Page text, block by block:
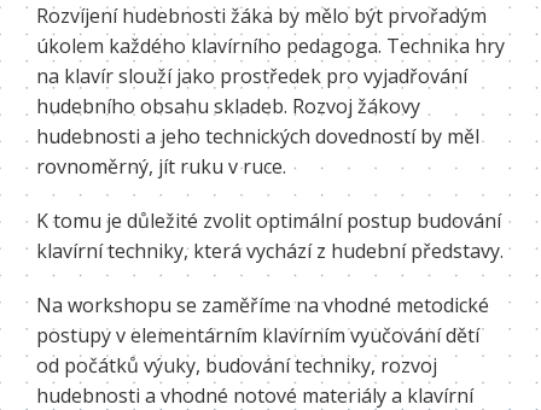
Rozvíjení hudebnosti žáka by mělo být prvořadým
úkolem každého klavírního pedagoga. Technika hry
na klavír slouží jako prostředek pro vyjadřování
hudebního obsahu skladeb. Rozvoj žákovy
hudebnosti a jeho technických dovedností by měl
rovnoměrný, jít ruku v ruce.
K tomu je důležité zvolit optimální postup budování
klavírní techniky, která vychází z hudební představy.
Na workshopu se zaměříme na vhodné metodické
postupy v elementárním klavírním vyučování dětí
od počátků výuky, budování techniky, rozvoj
hudebnosti a vhodné notové materiály a klavírní